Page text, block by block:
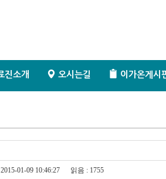
진소개 오시는길 이가온게시
01-09 10:46:27 읽음 : 1755